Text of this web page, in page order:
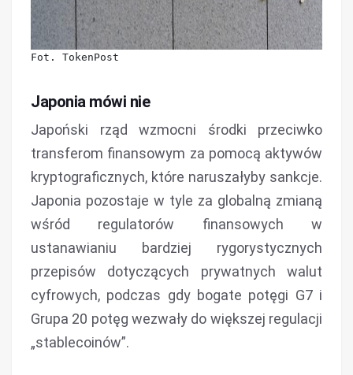
Fot. TokenPost
Japonia mówi nie
Japoński rząd wzmocni środki przeciwko
transferom finansowym za pomocą aktywów
kryptograficznych, które naruszałyby sankcje.
Japonia pozostaje w tyle za globalną zmianą
wśród regulatorów finansowych w
ustanawianiu bardziej rygorystycznych
przepisów dotyczących prywatnych walut
cyfrowych, podczas gdy bogate potęgi G7 i
Grupa 20 potęg wezwały do ​​większej regulacji
„stablecoinów”.